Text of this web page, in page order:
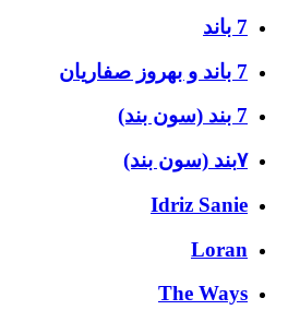
7 باند
7 باند و بهروز صفاریان
7 بند (سون بند)
۷بند (سون بند)
Idriz Sanie
Loran
The Ways